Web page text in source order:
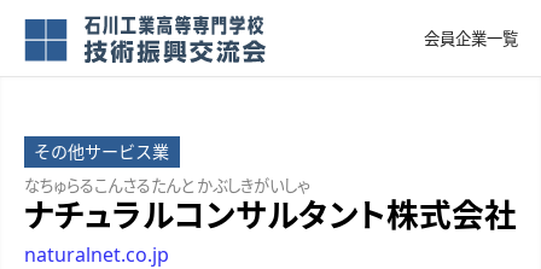
会員企業一覧
その他サービス業
ナチュラルコンサルタント株式会社
なちゅらるこんさるたんと かぶしきがいしゃ
naturalnet.co.jp